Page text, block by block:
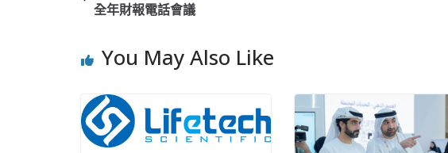
全年財報電話會議
You May Also Like